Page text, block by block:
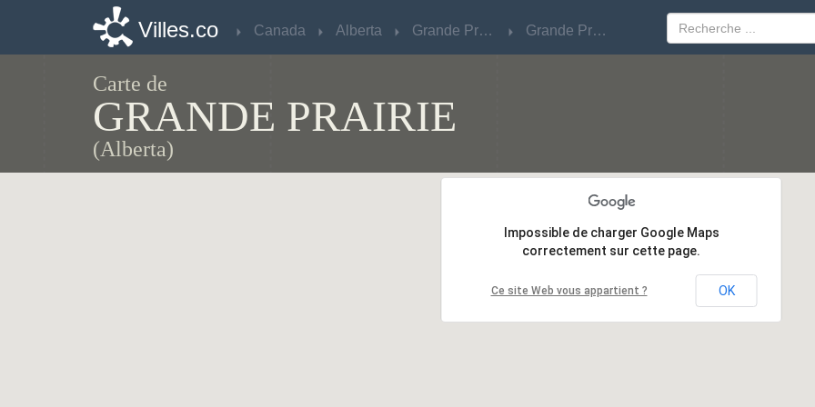
Villes.co Canada Alberta Grande Prairie Grande Prairie
Carte de
GRANDE PRAIRIE
(Alberta)
Impossible de charger Google Maps
correctement sur cette page.
Ce site Web vous appartient ? OK
Impossible de charger Google Maps
correctement sur cette page.
Ce site Web vous appartient ? OK
Villes.co Canada Alberta Grande Prairie Grande Prairie